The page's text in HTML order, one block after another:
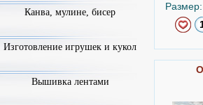
Канва, мулине, бисер
Изготовление игрушек и кукол
Вышивка лентами